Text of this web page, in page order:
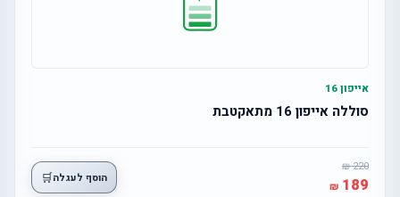
אייפון 16
סוללה אייפון 16 מתאקטבת
220
189 הוסף לעגלה🛒